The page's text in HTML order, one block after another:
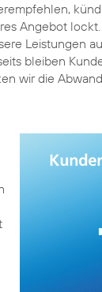
Angebot
Leistungen
bleiben
wir die